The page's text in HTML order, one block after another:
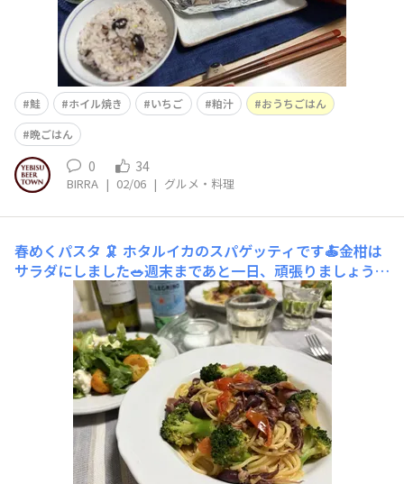
鮭 ホイル焼き いちご 粕汁
おうちごはん
晩ごはん
0 34
BIRRA | 02/06 | グルメ・料理
春めくパスタ 🦑 ホタルイカのスパゲッティです🍝金柑は
サラダにしました🥗週末まであと一日、頑張りましょうカ